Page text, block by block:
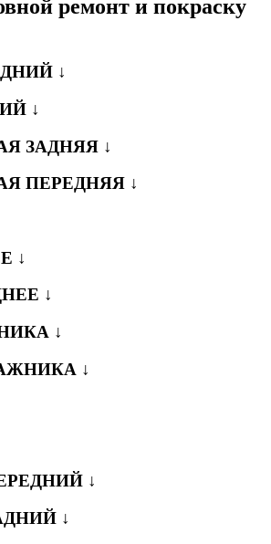
ремонт и покраску
↓
↓
ЗАДНЯЯ ↓
ПЕРЕДНЯЯ ↓
↓
↓
↓
↓
↓
↓